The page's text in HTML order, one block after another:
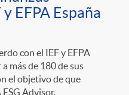
EFPA España
con el IEF y EFPA
más de 180 de sus
el objetivo de que
Advisor.